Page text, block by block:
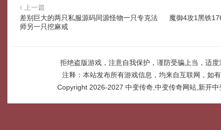
上一篇
差别巨大的两只私服源码同源怪物一只专克法
师另一只挖麻戒
魔御4攻1黑铁
拒绝盗版游戏，注意自我保护，谨防受骗上当，适
注释：本站发布所有游戏信息，均来自互联网，如
Copyright 2026-2027 中变传奇,中变传奇网站,新开